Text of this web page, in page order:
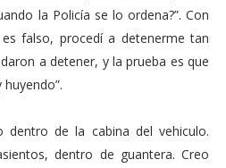
la Policía se lo ordena?”. Con
falso, procedí a detenerme tan
a detener, y la prueba es que
dentro de la cabina del vehiculo.
dentro de guantera. Creo